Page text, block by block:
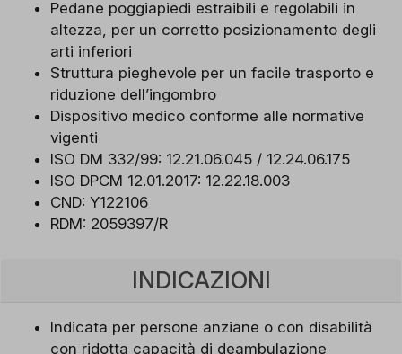
Pedane poggiapiedi estraibili e regolabili in
altezza, per un corretto posizionamento degli
arti inferiori
Struttura pieghevole per un facile trasporto e
riduzione dell’ingombro
Dispositivo medico conforme alle normative
vigenti
ISO DM 332/99: 12.21.06.045 / 12.24.06.175
ISO DPCM 12.01.2017: 12.22.18.003
CND: Y122106
RDM: 2059397/R
INDICAZIONI
Indicata per persone anziane o con disabilità
con ridotta capacità di deambulazione